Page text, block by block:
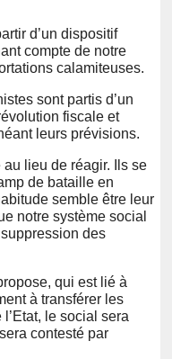
d’un dispositif
compte de notre
calamiteuses.
sont partis d’un
fiscale et
leurs prévisions.
au lieu de réagir. Ils se
de bataille en
semble être leur
notre système social
des
qui est lié à
à transférer les
le social sera
contesté par